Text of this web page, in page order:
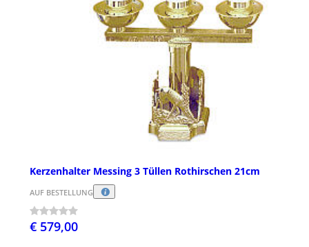
Kerzenhalter Messing 3 Tüllen Rothirschen 21cm
AUF BESTELLUNG
€ 579,00